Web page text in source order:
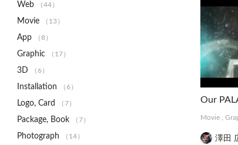
Our
Movie
澤田
Web （44）
Movie （13）
App （8）
Graphic （17）
3D （6）
Installation （6）
Logo, Card （7）
Package, Book （7）
Photograph （14）